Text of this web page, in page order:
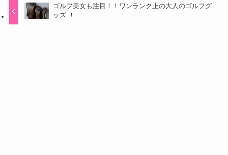
ゴルフ美女も注目！！ワンランク上の大人のゴルフグ
ッズ ！